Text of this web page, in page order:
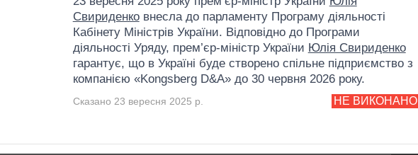
Свириденковнесла до парламенту Програму діяльності
Кабінету Міністрів України. Відповідно до Програми
діяльності Уряду, прем’єр-міністр України Юлія Свириденко
гарантує, що в Україні буде створено спільне підприємство з
компанією «Kongsberg D&A» до 30 червня 2026 року.
НЕ ВИКОНАНО
Сказано 23 вересня 2025 р.